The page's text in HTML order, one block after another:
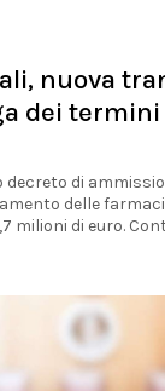
nuova
dei
decreto di
delle
milioni di euro.